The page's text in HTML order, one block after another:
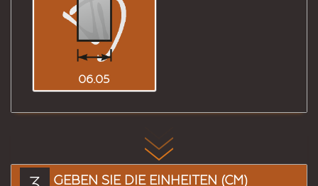
06.05
GEBEN SIE DIE EINHEITEN (CM)